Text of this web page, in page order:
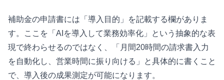
補助金の申請書には「導入目的」を記載する欄がありま
す。ここを「AIを導入して業務効率化」という抽象的な表
現で終わらせるのではなく、「月間20時間の請求書入力
を自動化し、営業時間に振り向ける」と具体的に書くこと
で、導入後の成果測定が可能になります。